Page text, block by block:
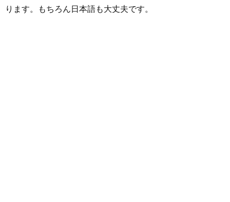
ります。もちろん日本語も大丈夫です。